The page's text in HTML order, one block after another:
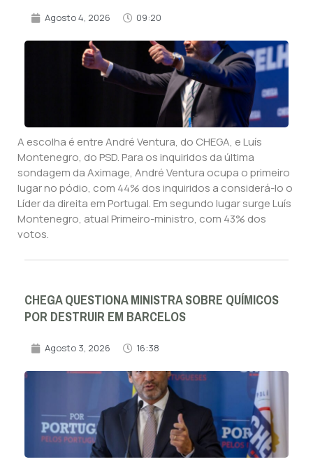
Agosto 4, 2026 09:20
A escolha é entre André Ventura, do CHEGA, e Luís
Montenegro, do PSD. Para os inquiridos da última
sondagem da Aximage, André Ventura ocupa o primeiro
lugar no pódio, com 44% dos inquiridos a considerá-lo o
Líder da direita em Portugal. Em segundo lugar surge Luís
Montenegro, atual Primeiro-ministro, com 43% dos
votos.
CHEGA QUESTIONA MINISTRA SOBRE QUÍMICOS
POR DESTRUIR EM BARCELOS
Agosto 3, 2026 16:38